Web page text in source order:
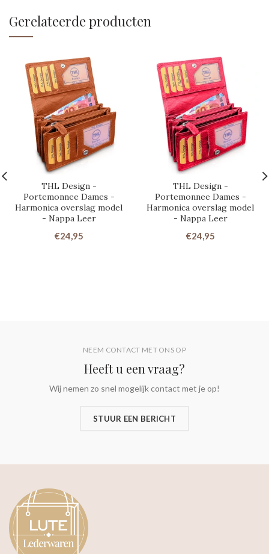
Gerelateerde producten
THL Design -
Portemonnee Dames -
Harmonica overslag model
- Nappa Leer
€24,95
THL Design -
Portemonnee Dames -
Harmonica overslag model
- Nappa Leer
€24,95
NEEM CONTACT MET ONS OP
Heeft u een vraag?
Wij nemen zo snel mogelijk contact met je op!
STUUR EEN BERICHT